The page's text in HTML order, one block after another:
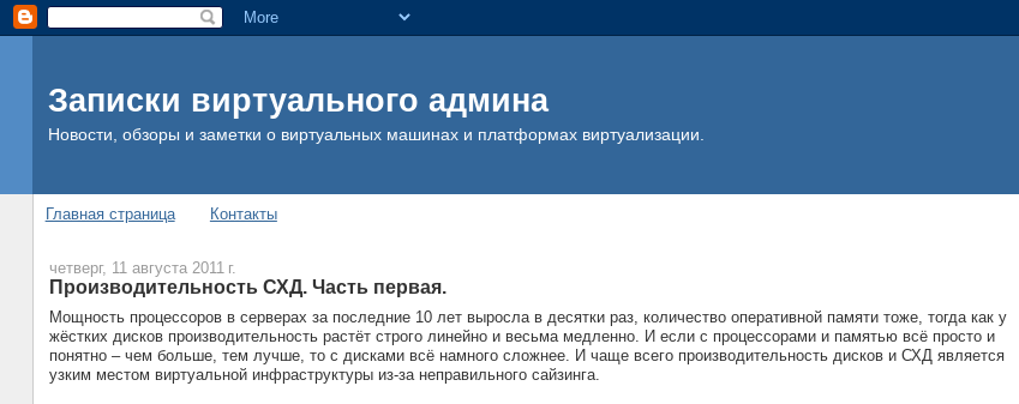
Записки виртуального админа
Новости, обзоры и заметки о виртуальных машинах и платформах виртуализации.
Главная страница Контакты
четверг, 11 августа 2011 г.
Производительность СХД. Часть первая.
Мощность процессоров в серверах за последние 10 лет выросла в десятки раз, количество оперативной памяти тоже, тогда как у
жёстких дисков производительность растёт строго линейно и весьма медленно. И если с процессорами и памятью всё просто и
понятно – чем больше, тем лучше, то с дисками всё намного сложнее. И чаще всего производительность дисков и СХД является
узким местом виртуальной инфраструктуры из-за неправильного сайзинга.